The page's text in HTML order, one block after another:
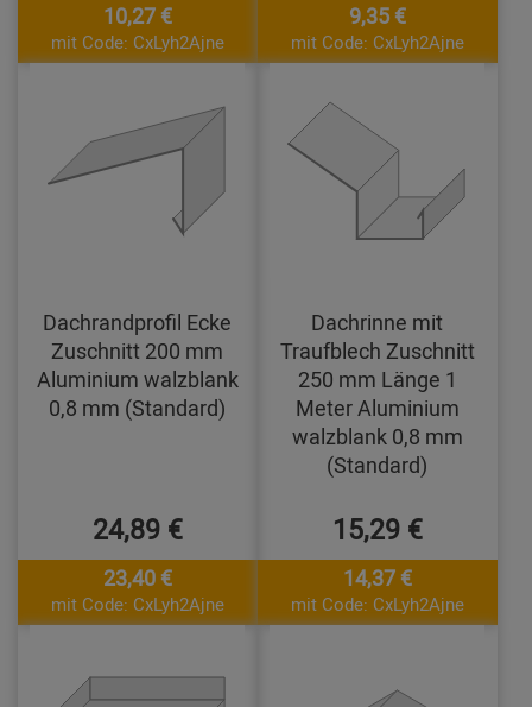
10,27 €
mit Code: CxLyh2Ajne
9,35 €
mit Code: CxLyh2Ajne
Dachrandprofil Ecke
Zuschnitt 200 mm
Aluminium walzblank
0,8 mm (Standard)
24,89 €
23,40 €
mit Code: CxLyh2Ajne
Dachrinne mit
Traufblech Zuschnitt
250 mm Länge 1
Meter Aluminium
walzblank 0,8 mm
(Standard)
15,29 €
14,37 €
mit Code: CxLyh2Ajne